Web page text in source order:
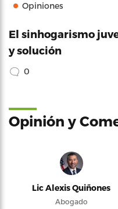
Opiniones
El sinhogarismo
y solución
0
Opinión y
Lic Alexis Quiñones
Abogado